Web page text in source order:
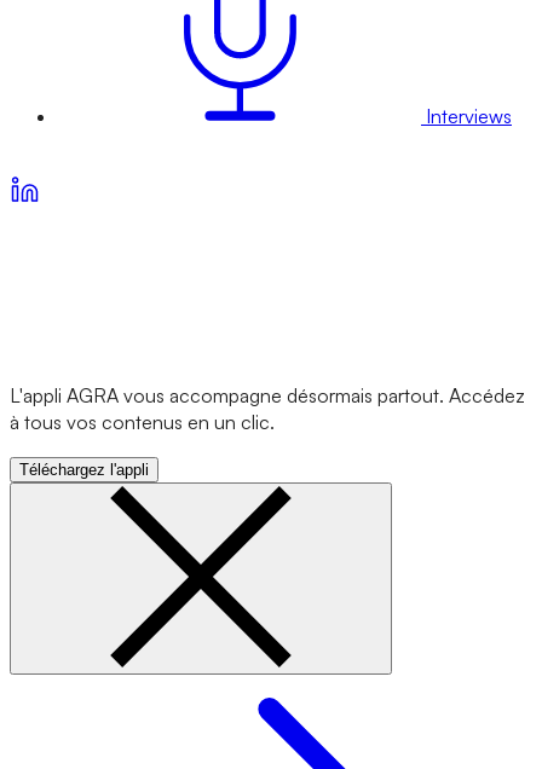
Interviews
L'appli AGRA vous accompagne désormais partout. Accédez
à tous vos contenus en un clic.
Téléchargez l'appli